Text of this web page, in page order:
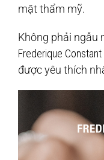
mặt thẩm mỹ.
Không phải ngẫu
Frederique Constant
được yêu thích